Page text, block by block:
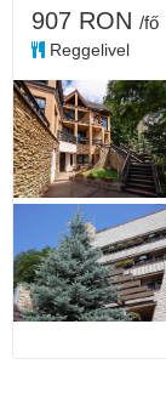
907 RON /fő
Reggelivel